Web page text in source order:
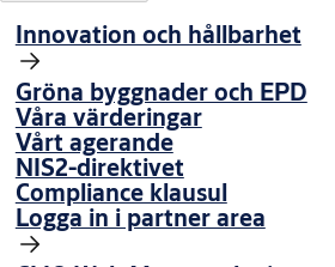
Innovation och hållbarhet
Gröna byggnader och EPD
Våra värderingar
Vårt agerande
NIS2-direktivet
Compliance klausul
Logga in i partner area